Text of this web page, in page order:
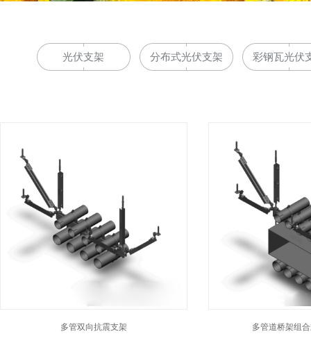
光伏支架 分布式光伏支架 彩钢瓦光伏
多管双向抗震支架 多管道桥架组